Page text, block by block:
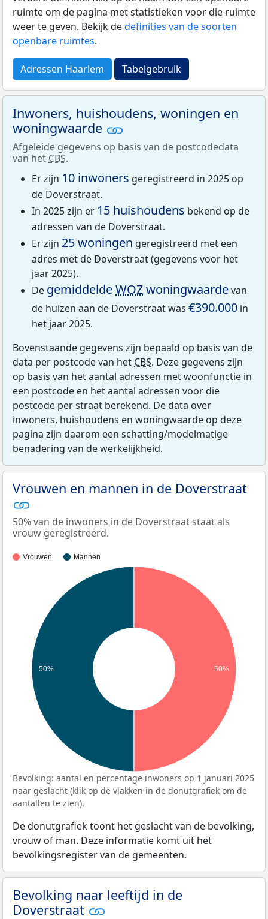
ruimte om de pagina met statistieken voor die ruimte
weer te geven. Bekijk dedefinities van de soorten
openbare ruimtes.
Adressen Haarlem Tabelgebruik
Inwoners, huishoudens, woningen en
woningwaarde
Afgeleide gegevens op basis van de postcodedata
van het CBS.
Er zijn 10 inwoners geregistreerd in 2025 op
de Doverstraat.
In 2025 zijn er 15 huishoudens bekend op de
adressen van de Doverstraat.
Er zijn 25 woningen geregistreerd met een
adres met de Doverstraat (gegevens voor het
jaar 2025).
De gemiddeldeWOZwoningwaardevan
de huizen aan de Doverstraat was €390.000 in
het jaar 2025.
Bovenstaande gegevens zijn bepaald op basis van de
data per postcode van het CBS. Deze gegevens zijn
op basis van het aantal adressen met woonfunctie in
een postcode en het aantal adressen voor die
postcode per straat berekend. De data over
inwoners, huishoudens en woningwaarde op deze
pagina zijn daarom een schatting/modelmatige
benadering van de werkelijkheid.
Vrouwen en mannen in de Doverstraat
50% van de inwoners in de Doverstraat staat als
vrouw geregistreerd.
Vrouwen Mannen
50% 50%
Bevolking: aantal en percentage inwoners op 1 januari 2025
naar geslacht (klik op de vlakken in de donutgrafiek om de
aantallen te zien).
De donutgrafiek toont het geslacht van de bevolking,
vrouw of man. Deze informatie komt uit het
bevolkingsregister van de gemeenten.
Bevolking naar leeftijd in de
Doverstraat